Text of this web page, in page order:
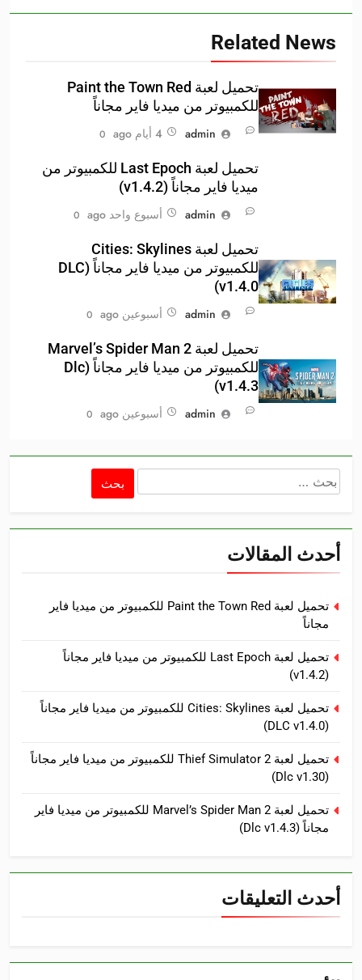
Related News
تحميل لعبة Paint the Town Red
للكمبيوتر من ميديا فاير مجاناً
admin
4 أيام ago 0
تحميل لعبة Last Epoch للكمبيوتر من
ميديا فاير مجاناً (v1.4.2)
admin
أسبوع واحد ago 0
تحميل لعبة Cities: Skylines
للكمبيوتر من ميديا فاير مجاناً (DLC
v1.4.0)
admin
أسبوعين ago 0
تحميل لعبة Marvel’s Spider Man 2
للكمبيوتر من ميديا فاير مجاناً (Dlc
v1.4.3)
admin
أسبوعين ago 0
البحث
أحدث المقالات
تحميل لعبة Paint the Town Red للكمبيوتر من ميديا فاير
مجاناً
تحميل لعبة Last Epoch للكمبيوتر من ميديا فاير مجاناً
(v1.4.2)
تحميل لعبة Cities: Skylines للكمبيوتر من ميديا فاير مجاناً
(DLC v1.4.0)
تحميل لعبة Thief Simulator 2 للكمبيوتر من ميديا فاير مجاناً
(Dlc v1.30)
تحميل لعبة Marvel’s Spider Man 2 للكمبيوتر من ميديا فاير
مجاناً (Dlc v1.4.3)
أحدث التعليقات